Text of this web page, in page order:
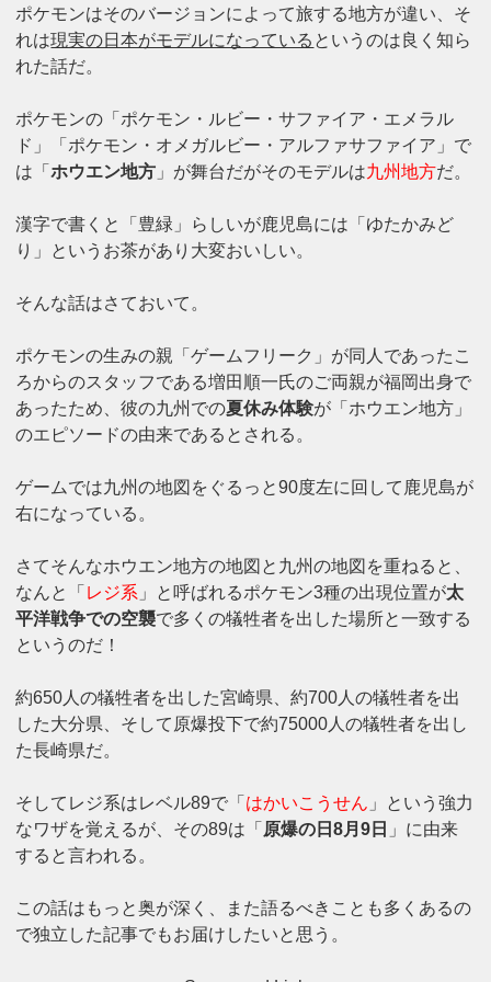
ポケモンはそのバージョンによって旅する地方が違い、そ
れは現実の日本がモデルになっている というのは良く知ら
れた話だ。
ポケモンの「ポケモン・ルビー・サファイア・エメラル
ド」「ポケモン・オメガルビー・アルファサファイア」で
は「ホウエン地方 」が舞台だがそのモデルは九州地方だ。
漢字で書くと「豊緑」らしいが鹿児島には「ゆたかみど
り」というお茶があり大変おいしい。
そんな話はさておいて。
ポケモンの生みの親「ゲームフリーク」が同人であったこ
ろからのスタッフである増田順一氏のご両親が福岡出身で
あったため、彼の九州での夏休み体験が「ホウエン地方」
のエピソードの由来であるとされる。
ゲームでは九州の地図をぐるっと90度左に回して鹿児島が
右になっている。
さてそんなホウエン地方の地図と九州の地図を重ねると、
なんと「 レジ系 」と呼ばれるポケモン3種の出現位置が太
平洋戦争での空襲で多くの犠牲者を出した場所と一致する
というのだ！
約650人の犠牲者を出した宮崎県、約700人の犠牲者を出
した大分県、そして原爆投下で約75000人の犠牲者を出し
た長崎県だ。
そしてレジ系はレベル89で「 はかいこうせん 」という強力
なワザを覚えるが、その89は「 原爆の日8月9日 」に由来
すると言われる。
この話はもっと奥が深く、また語るべきことも多くあるの
で独立した記事でもお届けしたいと思う。